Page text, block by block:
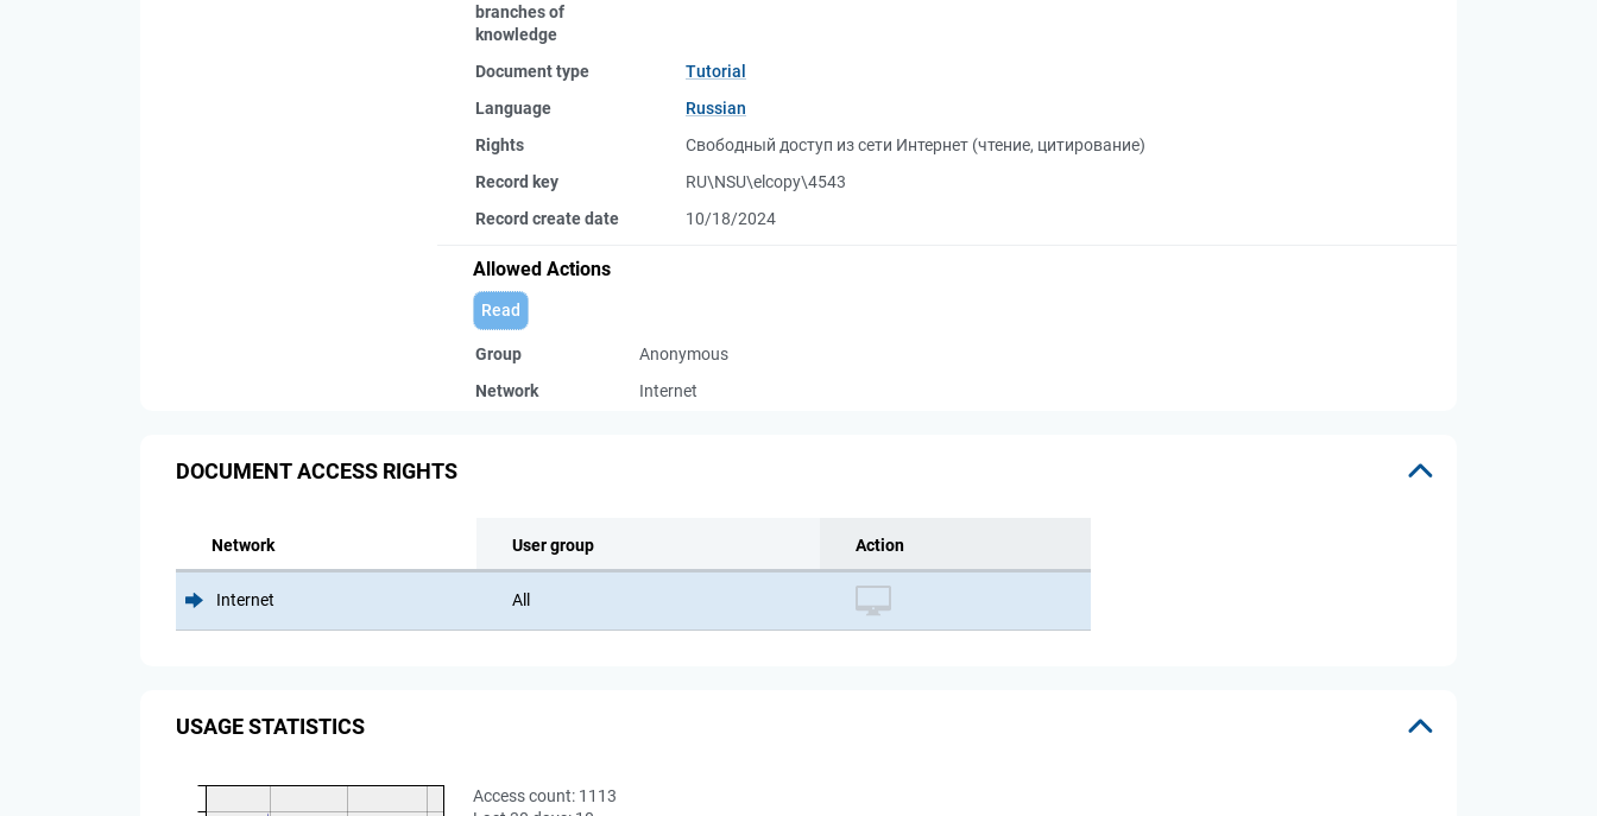
branches of
knowledge
Document type
Tutorial
Language
Russian
Rights
Свободный доступ из сети Интернет (чтение, цитирование)
Record key
RU\NSU\elcopy\4543
Record create date
10/18/2024
Allowed Actions
Read
Group
Anonymous
Network
Internet
DOCUMENT ACCESS RIGHTS
Network User group Action
Internet All
USAGE STATISTICS
Access count: 1113